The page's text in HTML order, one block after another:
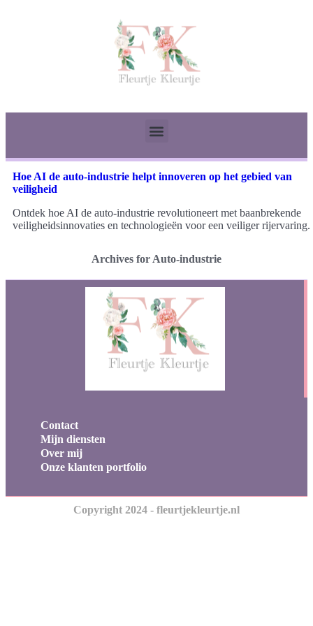
Hoe AI de auto-industrie helpt innoveren op het gebied van
veiligheid
Ontdek hoe AI de auto-industrie revolutioneert met baanbrekende
veiligheidsinnovaties en technologieën voor een veiliger rijervaring.
Archives for Auto-industrie
Contact
Mijn diensten
Over mij
Onze klanten portfolio
Copyright 2024 - fleurtjekleurtje.nl